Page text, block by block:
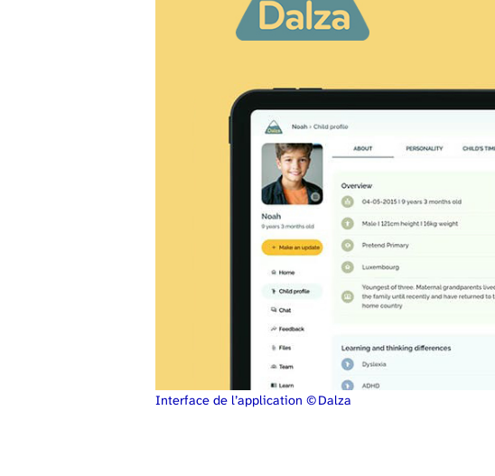
Interface de l’application © Dalza